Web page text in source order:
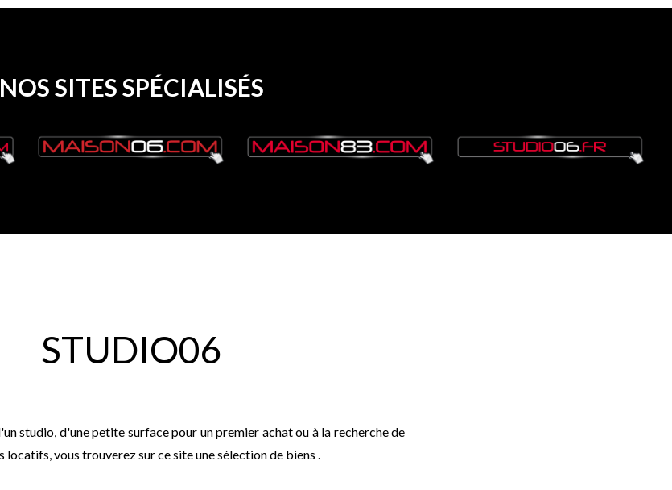
NOS SITES SPÉCIALISÉS
STUDIO06
studio, d'une petite surface pour un premier achat ou à la recherche de
vous trouverez sur ce site une sélection de biens .